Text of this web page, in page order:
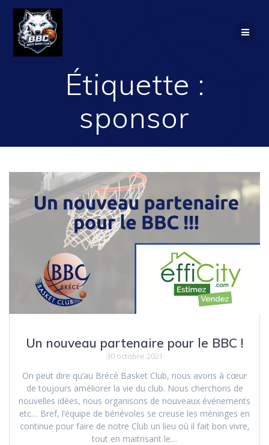
Étiquette :
sponsor
Un nouveau partenaire pour le BBC !
30 octobre 2021
On peut dire qu’au Brécé Basket Club, nous avons à cœur
de toujours améliorer la vie du club. Nous cherchons de
nouvelles idées, nous organisons de nouveaux événements
etc… Bref, l’équipe de bénévoles se creuse les méninges en
continue pour faire de notre Club un lieu où il fait bon vivre,
tout en maitrisant le…